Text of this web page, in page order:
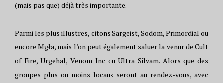
(mais pas que) déjà très importante.
Parmi les plus illustres, citons Sargeist, Sodom, Primordial ou
encore Mgła, mais l’on peut également saluer la venur de Cult
of Fire, Urgehal, Venom Inc ou Ultra Silvam. Alors que des
groupes plus ou moins locaux seront au rendez-vous, avec